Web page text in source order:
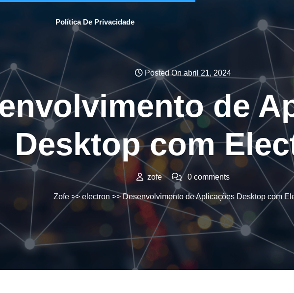
Política De Privacidade
Posted On abril 21, 2024
de
Desktop com
zofe 0 comments
Zofe>> electron >> Desenvolvimento de Aplicações Desktop com